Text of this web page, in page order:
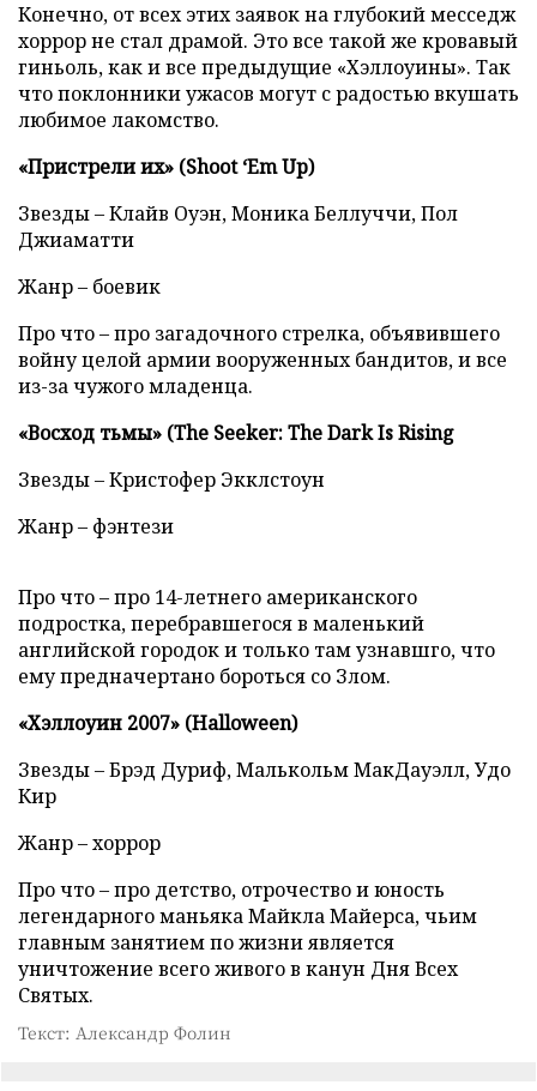
Конечно, от всех этих заявок на глубокий месседж
хоррор не стал драмой. Это все такой же кровавый
гиньоль, как и все предыдущие «Хэллоуины». Так
что поклонники ужасов могут с радостью вкушать
любимое лакомство.
«Пристрели их» (Shoot ‘Em Up)
Звезды – Клайв Оуэн, Моника Беллуччи, Пол
Джиаматти
Жанр – боевик
Про что – про загадочного стрелка, объявившего
войну целой армии вооруженных бандитов, и все
из-за чужого младенца.
«Восход тьмы» (The Seeker: The Dark Is Rising
Звезды – Кристофер Экклстоун
Жанр – фэнтези
Про что – про 14-летнего американского
подростка, перебравшегося в маленький
английской городок и только там узнавшго, что
ему предначертано бороться со Злом.
«Хэллоуин 2007» (Halloween)
Звезды – Брэд Дуриф, Малькольм МакДауэлл, Удо
Кир
Жанр – хоррор
Про что – про детство, отрочество и юность
легендарного маньяка Майкла Майерса, чьим
главным занятием по жизни является
уничтожение всего живого в канун Дня Всех
Святых.
Текст: Александр Фолин